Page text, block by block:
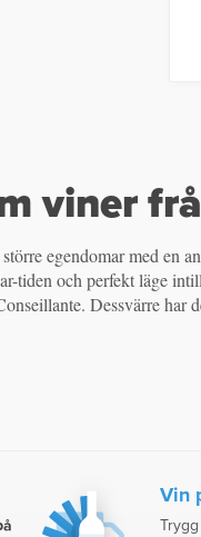
viner
egendomar med en
tiden och perfekt läge
Dessvärre har
En nysatsning som
Vin